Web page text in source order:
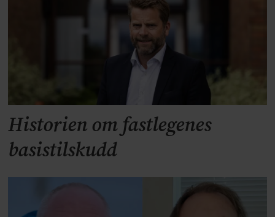
Historien om fastlegenes
basistilskudd